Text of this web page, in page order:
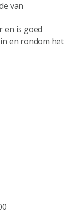
van
en is goed
en rondom het